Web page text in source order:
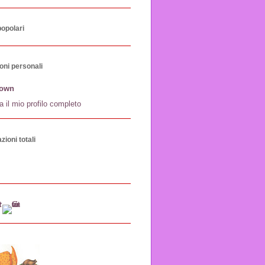
personali
il mio profilo completo
totali